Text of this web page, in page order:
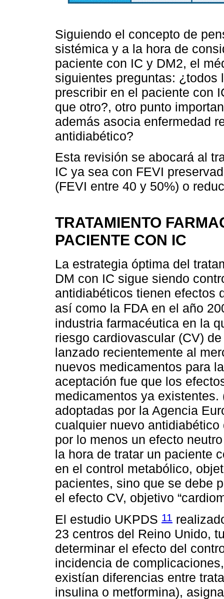
Siguiendo el concepto de
sistémica y a la hora de
paciente con IC y DM2, el
siguientes preguntas:
prescribir en el paciente con
que otro?, otro punto
además asocia enfermedad
antidiabético?
Esta revisión se abocará al
IC ya sea con FEVI
(FEVI entre 40 y 50%) o
TRATAMIENTO
PACIENTE CON IC
La estrategia óptima del
DM con IC sigue siendo
antidiabéticos tienen efectos
así como la FDA en el año
industria farmacéutica en la
riesgo cardiovascular (CV)
lanzado recientemente al
nuevos medicamentos para
aceptación fue que los
medicamentos ya
adoptadas por la Agencia
cualquier nuevo
por lo menos un efecto
la hora de tratar un paciente
en el control metabólico,
pacientes, sino que se debe
el efecto CV, objetivo
El estudio UKPDS 11
23 centros del Reino Unido,
determinar el efecto del
incidencia de
existían diferencias entre
insulina o metformina),